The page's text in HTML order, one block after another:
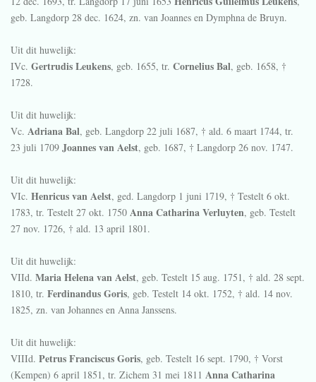
geb. Langdorp 28 dec. 1624, zn. van Joannes en Dymphna de Bruyn.
Uit dit huwelijk:
IVc. Gertrudis Leukens, geb. 1655, tr. Cornelius Bal, geb. 1658, †
1728.
Uit dit huwelijk:
Vc. Adriana Bal, geb. Langdorp 22 juli 1687, † ald. 6 maart 1744, tr.
23 juli 1709 Joannes van Aelst, geb. 1687, † Langdorp 26 nov. 1747.
Uit dit huwelijk:
VIc. Henricus van Aelst, ged. Langdorp 1 juni 1719, † Testelt 6 okt.
1783, tr. Testelt 27 okt. 1750 Anna Catharina Verluyten, geb. Testelt
27 nov. 1726, † ald. 13 april 1801.
Uit dit huwelijk:
VIId. Maria Helena van Aelst, geb. Testelt 15 aug. 1751, † ald. 28 sept.
1810, tr. Ferdinandus Goris, geb. Testelt 14 okt. 1752, † ald. 14 nov.
1825, zn. van Johannes en Anna Janssens.
Uit dit huwelijk:
VIIId. Petrus Franciscus Goris, geb. Testelt 16 sept. 1790, † Vorst
(Kempen) 6 april 1851, tr. Zichem 31 mei 1811 Anna Catharina